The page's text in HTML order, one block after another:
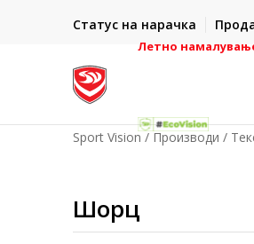
Статус на нарачка
- на сите нарачки во
Летно
Sport Vision Производи
Шорц